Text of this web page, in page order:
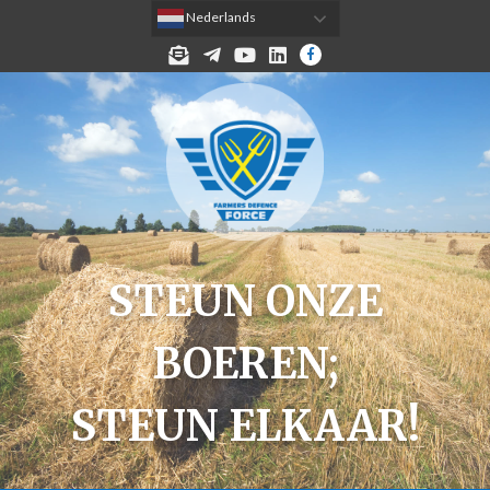
MELD JE AAN VOOR DE NIEUWSBRIEF!
TELEGRAMYOUTUBELINKEDINFACEBOOK
Nederlands
STEUN ONZE
BOEREN;
STEUN ELKAAR!